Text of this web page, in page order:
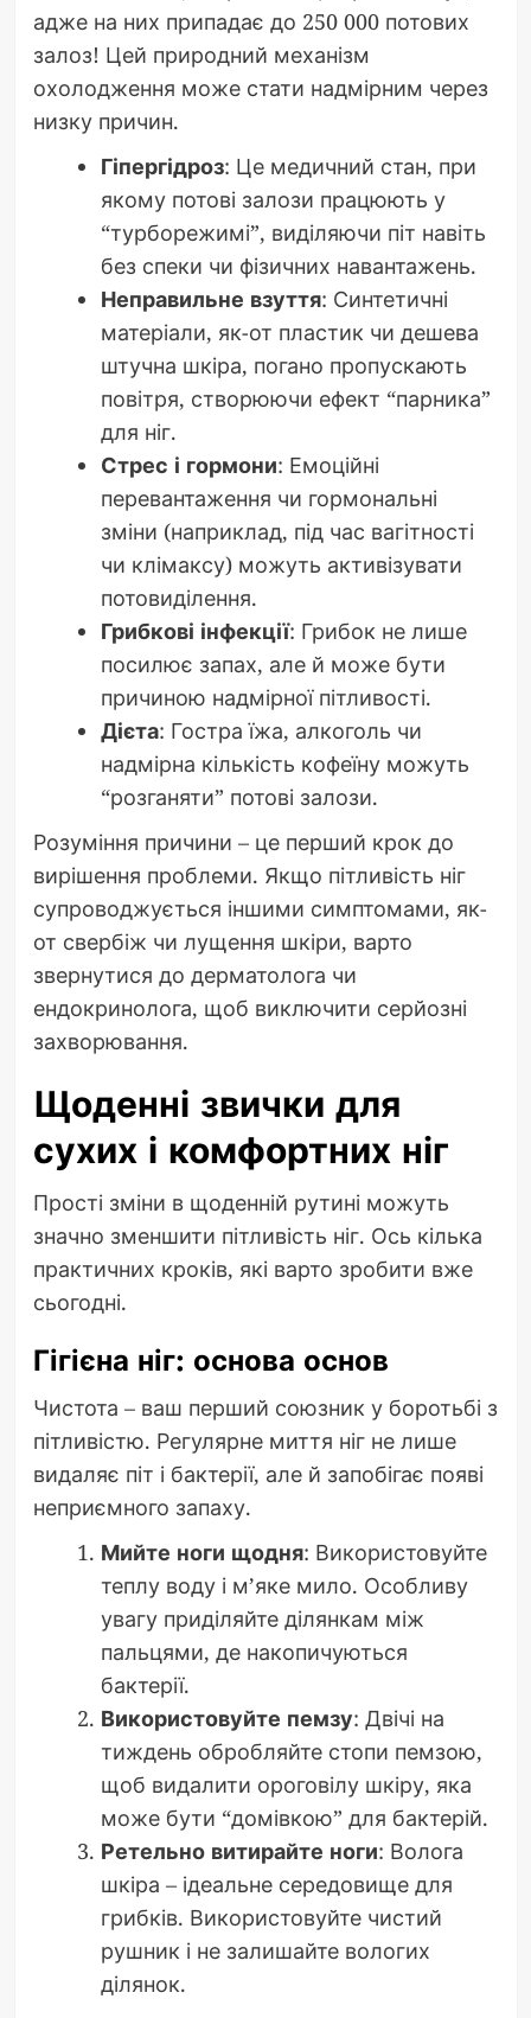
адже на них припадає до 250 000 потових
залоз! Цей природний механізм
охолодження може стати надмірним через
низку причин.
Гіпергідроз: Це медичний стан, при
якому потові залози працюють у
“турборежимі”, виділяючи піт навіть
без спеки чи фізичних навантажень.
Неправильне взуття: Синтетичні
матеріали, як-от пластик чи дешева
штучна шкіра, погано пропускають
повітря, створюючи ефект “парника”
для ніг.
Стрес і гормони: Емоційні
перевантаження чи гормональні
зміни (наприклад, під час вагітності
чи клімаксу) можуть активізувати
потовиділення.
Грибкові інфекції: Грибок не лише
посилює запах, але й може бути
причиною надмірної пітливості.
Дієта: Гостра їжа, алкоголь чи
надмірна кількість кофеїну можуть
“розганяти” потові залози.
Розуміння причини – це перший крок до
вирішення проблеми. Якщо пітливість ніг
супроводжується іншими симптомами, як-
от свербіж чи лущення шкіри, варто
звернутися до дерматолога чи
ендокринолога, щоб виключити серйозні
захворювання.
Щоденні звички для
сухих і комфортних ніг
Прості зміни в щоденній рутині можуть
значно зменшити пітливість ніг. Ось кілька
практичних кроків, які варто зробити вже
сьогодні.
Гігієна ніг: основа основ
Чистота – ваш перший союзник у боротьбі з
пітливістю. Регулярне миття ніг не лише
видаляє піт і бактерії, але й запобігає появі
неприємного запаху.
Мийте ноги щодня: Використовуйте
теплу воду і м’яке мило. Особливу
увагу приділяйте ділянкам між
пальцями, де накопичуються
бактерії.
Використовуйте пемзу: Двічі на
тиждень обробляйте стопи пемзою,
щоб видалити ороговілу шкіру, яка
може бути “домівкою” для бактерій.
Ретельно витирайте ноги: Волога
шкіра – ідеальне середовище для
грибків. Використовуйте чистий
рушник і не залишайте вологих
ділянок.